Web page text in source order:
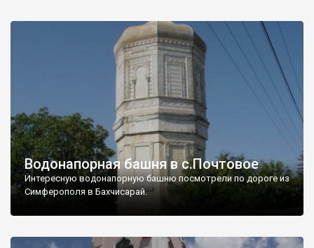
Водонапорная башня в с.Почтовое
Интересную водонапорную башню посмотрели по дороге из
Симферополя в Бахчисарай.